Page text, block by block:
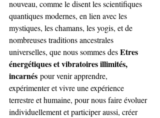
nouveau, comme le disent les scientifiques
quantiques modernes, en lien avec les
mystiques, les chamans, les yogis, et de
nombreuses traditions ancestrales
universelles, que nous sommes des Etres
énergétiques et vibratoires illimités,
incarnés pour venir apprendre,
expérimenter et vivre une expérience
terrestre et humaine, pour nous faire évoluer
individuellement et participer aussi, créer